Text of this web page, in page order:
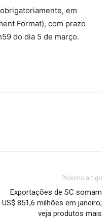
em
Format), com prazo
do dia 5 de março.
Próximo artigo
Exportações de SC somam
US$ 851,6 milhões em janeiro;
veja produtos mais